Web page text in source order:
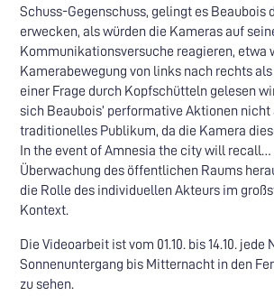
Schuss-Gegenschuss, gelingt es Beaubois
erwecken, als würden die Kameras auf
Kommunikationsversuche reagieren, etwa
Kamerabewegung von links nach rechts als
einer Frage durch Kopfschütteln gelesen
sich Beaubois’ performative Aktionen nicht
traditionelles Publikum, da die Kamera
In the event of Amnesia the city will
Überwachung des öffentlichen Raums
die Rolle des individuellen Akteurs im
Kontext.
Die Videoarbeit ist vom 01.10. bis 14.10. jede
Sonnenuntergang bis Mitternacht in den
zu sehen.